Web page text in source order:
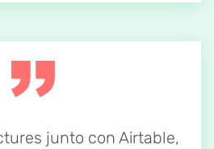
junto con Airtable,